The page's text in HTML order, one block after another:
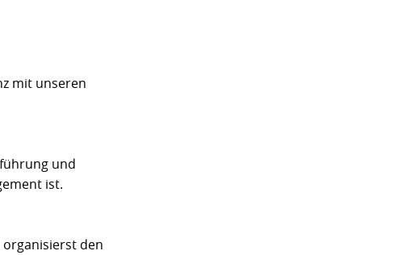
mit unseren
und
ist.
den